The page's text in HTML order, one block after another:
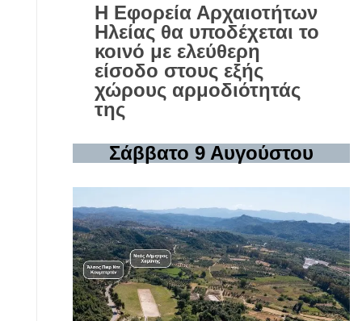
Η Εφορεία Αρχαιοτήτων
Ηλείας θα υποδέχεται το
κοινό με ελεύθερη
είσοδο στους εξής
χώρους αρμοδιότητάς
της
Σάββατο 9 Αυγούστου